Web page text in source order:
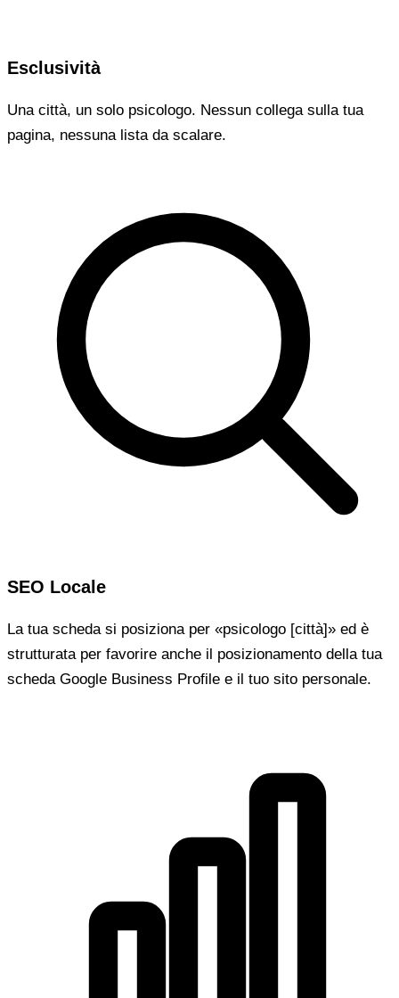
Esclusività
Una città, un solo psicologo. Nessun collega sulla tua
pagina, nessuna lista da scalare.
SEO Locale
La tua scheda si posiziona per «psicologo [città]» ed è
strutturata per favorire anche il posizionamento della tua
scheda Google Business Profile e il tuo sito personale.